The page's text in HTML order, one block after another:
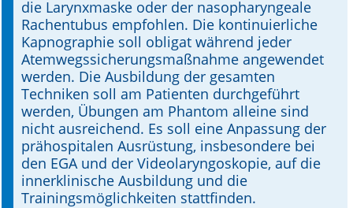
die Larynxmaske oder der nasopharyngeale
Rachentubus empfohlen. Die kontinuierliche
Kapnographie soll obligat während jeder
Atemwegssicherungsmaßnahme angewendet
werden. Die Ausbildung der gesamten
Techniken soll am Patienten durchgeführt
werden, Übungen am Phantom alleine sind
nicht ausreichend. Es soll eine Anpassung der
prähospitalen Ausrüstung, insbesondere bei
den EGA und der Videolaryngoskopie, auf die
innerklinische Ausbildung und die
Trainingsmöglichkeiten stattfinden.